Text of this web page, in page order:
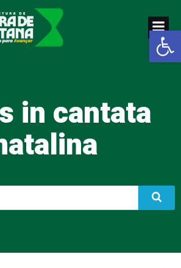
Abrir
Pular
para
o
conteúdo
in cantata